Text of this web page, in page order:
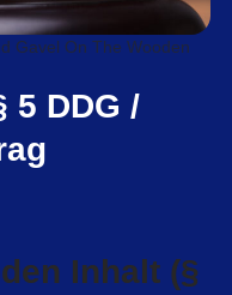
Gavel On The Wooden
5 DDG /
Inhalt (§